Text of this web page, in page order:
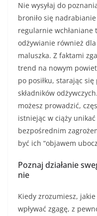
Nie wysyłaj do
broniło się
regularnie wchłaniane
odżywianie również
maluszka. Z faktami
trend na nowym
po posiłku, starając się
składników
możesz prowadzić,
istniejąc w ciąży
bezpośrednim
być ich “objawem
Poznaj działanie
nie
Kiedy zrozumiesz,
wpływać zgagę, z